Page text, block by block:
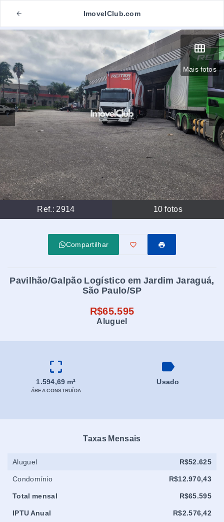
ImovelClub.com
Mais fotos
Ref.: 2914 10 fotos
Compartilhar
Pavilhão/Galpão Logístico em Jardim Jaraguá,
São Paulo/SP
R$65.595
Aluguel
1.594,69 m²
ÁREA CONSTRUÍDA
Usado
Taxas Mensais
Aluguel R$52.625
Condomínio R$12.970,43
Total mensal R$65.595
IPTU Anual R$2.576,42